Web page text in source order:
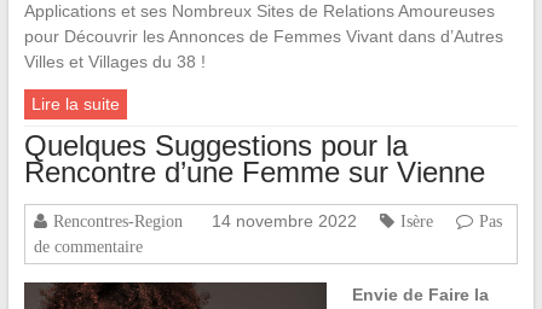
Applications et ses Nombreux Sites de Relations Amoureuses
pour Découvrir les Annonces de Femmes Vivant dans d’Autres
Villes et Villages du 38 !
Lire la suite
Quelques Suggestions pour la
Rencontre d’une Femme sur Vienne
Rencontres-Region 14 novembre 2022 Isère
Pas
de commentaire
Envie de Faire la